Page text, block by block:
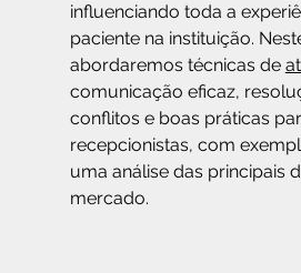
influenciando toda a
paciente na instituição.
abordaremos técnicas de
comunicação eficaz,
conflitos e boas práticas
recepcionistas, com
uma análise das principais
mercado.